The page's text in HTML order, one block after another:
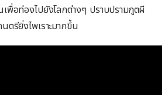
พื่อท่องไปยังโลกต่างๆ ปราบปรามภูตผี
ตรียิ่งไพเราะมากขึ้น